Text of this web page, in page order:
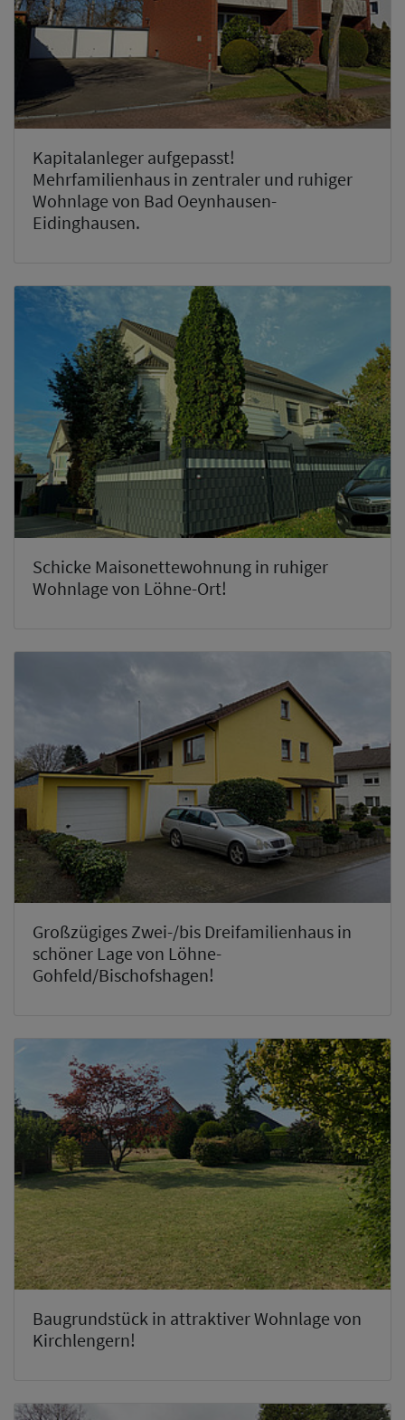
Kapitalanleger aufgepasst!
Mehrfamilienhaus in zentraler und ruhiger
Wohnlage von Bad Oeynhausen-
Eidinghausen.
Schicke Maisonettewohnung in ruhiger
Wohnlage von Löhne-Ort!
Großzügiges Zwei-/bis Dreifamilienhaus in
schöner Lage von Löhne-
Gohfeld/Bischofshagen!
Baugrundstück in attraktiver Wohnlage von
Kirchlengern!